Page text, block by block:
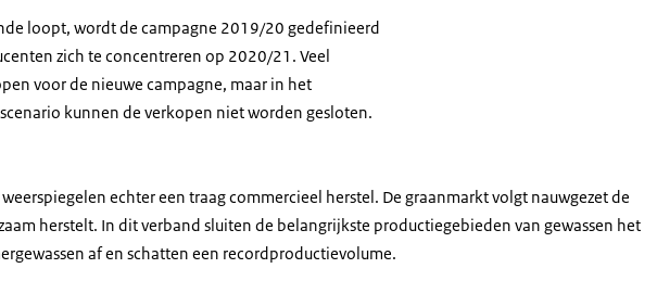
loopt, wordt de campagne 2019/20 gedefinieerd
zich te concentreren op 2020/21. Veel
voor de nieuwe campagne, maar in het
kunnen de verkopen niet worden gesloten.
echter een traag commercieel herstel. De graanmarkt volgt nauwgezet de
herstelt. In dit verband sluiten de belangrijkste productiegebieden van gewassen het
afen schatten een recordproductievolume.